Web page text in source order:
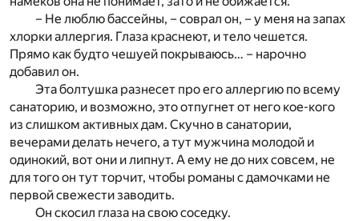
– Не люблю бассейны, – соврал он, – у меня на запах
хлорки аллергия. Глаза краснеют, и тело чешется.
Прямо как будто чешуей покрываюсь… – нарочно
добавил он.
Эта болтушка разнесет про его аллергию по всему
санаторию, и возможно, это отпугнет от него кое-кого
из слишком активных дам. Скучно в санатории,
вечерами делать нечего, а тут мужчина молодой и
одинокий, вот они и липнут. А ему не до них совсем, не
для того он тут торчит, чтобы романы с дамочками не
первой свежести заводить.
Он скосил глаза на свою соседку.